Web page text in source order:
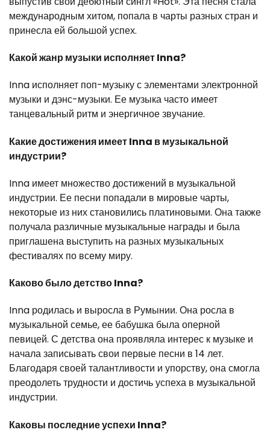
международным хитом, попала в чарты разных стран и
принесла ей большой успех.
Какой жанр музыки исполняет Inna?
Inna исполняет поп-музыку с элементами электронной
музыки и дэнс-музыки. Ее музыка часто имеет
танцевальный ритм и энергичное звучание.
Какие достижения имеет Inna в музыкальной
индустрии?
Inna имеет множество достижений в музыкальной
индустрии. Ее песни попадали в мировые чарты,
некоторые из них становились платиновыми. Она также
получала различные музыкальные награды и была
приглашена выступить на разных музыкальных
фестивалях по всему миру.
Каково было детство Inna?
Inna родилась и выросла в Румынии. Она росла в
музыкальной семье, ее бабушка была оперной
певицей. С детства она проявляла интерес к музыке и
начала записывать свои первые песни в 14 лет.
Благодаря своей талантливости и упорству, она смогла
преодолеть трудности и достичь успеха в музыкальной
индустрии.
Каковы последние успехи Inna?